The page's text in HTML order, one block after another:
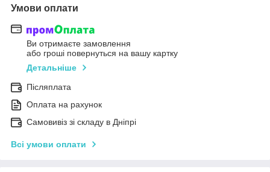
Умови оплати
Ви отримаєте замовлення
або гроші повернуться на вашу картку
Детальніше
Післяплата
Оплата на рахунок
Самовивіз зі складу в Дніпрі
Всі умови оплати